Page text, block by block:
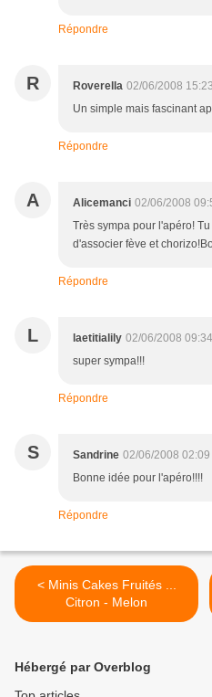
Répondre
R Roverella 02/06/2008 15:23
Un simple mais fascinant
Répondre
A Alicemanci 02/06/2008
Très sympa pour l'apéro!
d'associer fève et
Répondre
L laetitialily 02/06/2008 09:34
super sympa!!!
Répondre
S Sandrine 02/06/2008 02:09
Bonne idée pour l'apéro!!!!
Répondre
< Minis Cakes Fruités ...
Citron - Melon
Hébergé par Overblog